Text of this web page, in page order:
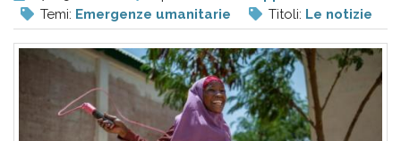
analisi
pr
l'infanzia
Temi: Emergenze umanitarie Titoli: Le notizie